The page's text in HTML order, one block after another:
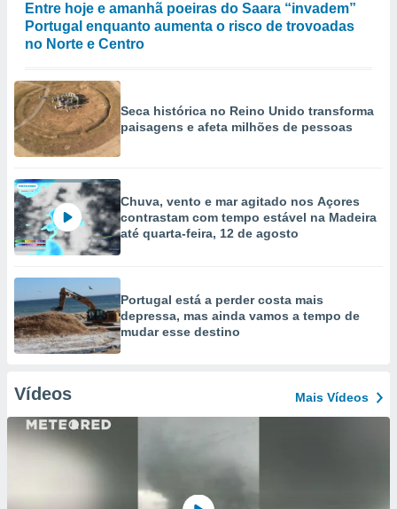
Entre hoje e amanhã poeiras do Saara “invadem”
Portugal enquanto aumenta o risco de trovoadas
no Norte e Centro
Seca histórica no Reino Unido transforma
paisagens e afeta milhões de pessoas
Chuva, vento e mar agitado nos Açores
contrastam com tempo estável na Madeira
até quarta-feira, 12 de agosto
Portugal está a perder costa mais
depressa, mas ainda vamos a tempo de
mudar esse destino
Vídeos Mais Vídeos